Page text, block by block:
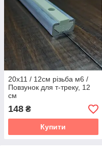
20х11 / 12см різьба м6 /
Повзунок для т-треку, 12
см
148 ₴
Купити